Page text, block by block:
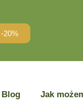
20%
Blog Jak